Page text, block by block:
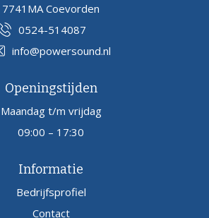
7741MA Coevorden
0524-514087
info@powersound.nl
Openingstijden
Maandag t/m vrijdag
09:00 – 17:30
Informatie
Bedrijfsprofiel
Contact